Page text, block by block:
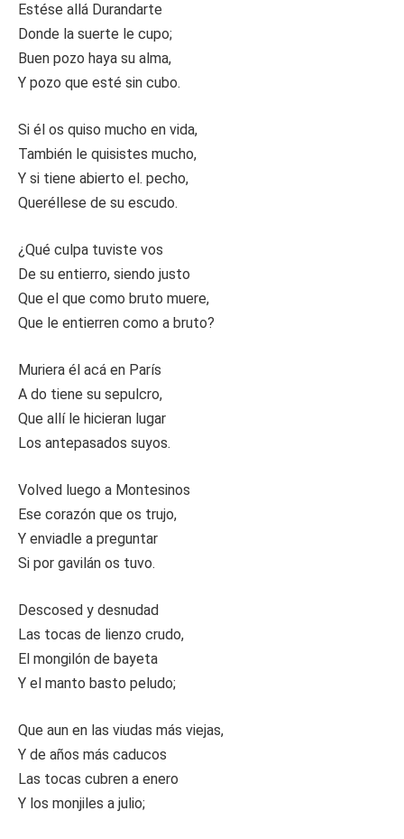
Estése allá Durandarte
Donde la suerte le cupo;
Buen pozo haya su alma,
Y pozo que esté sin cubo.
Si él os quiso mucho en vida,
También le quisistes mucho,
Y si tiene abierto el. pecho,
Queréllese de su escudo.
¿Qué culpa tuviste vos
De su entierro, siendo justo
Que el que como bruto muere,
Que le entierren como a bruto?
Muriera él acá en París
A do tiene su sepulcro,
Que allí le hicieran lugar
Los antepasados suyos.
Volved luego a Montesinos
Ese corazón que os trujo,
Y enviadle a preguntar
Si por gavilán os tuvo.
Descosed y desnudad
Las tocas de lienzo crudo,
El mongilón de bayeta
Y el manto basto peludo;
Que aun en las viudas más viejas,
Y de años más caducos
Las tocas cubren a enero
Y los monjiles a julio;